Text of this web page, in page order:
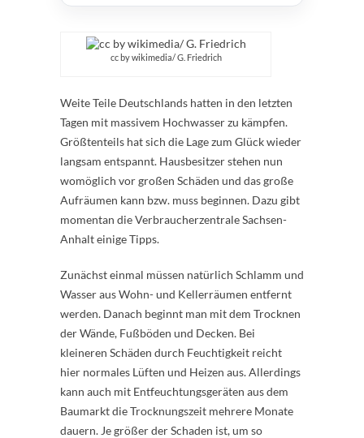
cc by wikimedia/ G. Friedrich
Weite Teile Deutschlands hatten in den letzten
Tagen mit massivem Hochwasser zu kämpfen.
Größtenteils hat sich die Lage zum Glück wieder
langsam entspannt. Hausbesitzer stehen nun
womöglich vor großen Schäden und das große
Aufräumen kann bzw. muss beginnen. Dazu gibt
momentan die Verbraucherzentrale Sachsen-
Anhalt einige Tipps.
Zunächst einmal müssen natürlich Schlamm und
Wasser aus Wohn- und Kellerräumen entfernt
werden. Danach beginnt man mit dem Trocknen
der Wände, Fußböden und Decken. Bei
kleineren Schäden durch Feuchtigkeit reicht
hier normales Lüften und Heizen aus. Allerdings
kann auch mit Entfeuchtungsgeräten aus dem
Baumarkt die Trocknungszeit mehrere Monate
dauern. Je größer der Schaden ist, um so